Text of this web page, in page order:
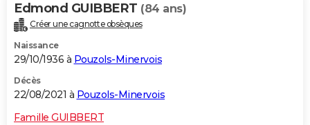
Edmond GUIBBERT (84 ans)
Créer une cagnotte obsèques
Naissance
29/10/1936 à Pouzols-Minervois
Décès
22/08/2021 à Pouzols-Minervois
Famille GUIBBERT